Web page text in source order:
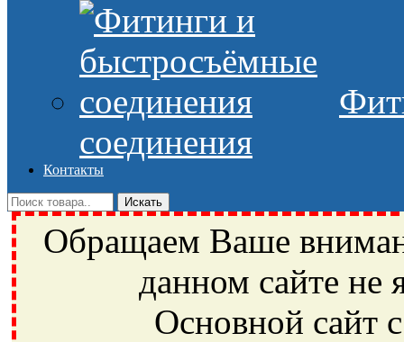
соединения
Контакты
Обращаем Ваше
данном сайте не
Основной сайт